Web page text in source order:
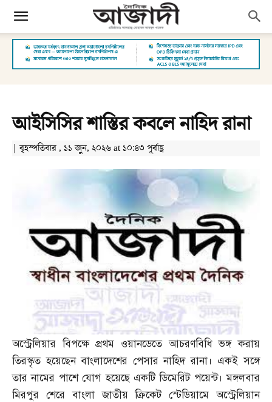
আইসিসির শাস্তির কবলে নাহিদ রানা
| বৃহস্পতিবার , ১১ জুন, ২০২৬ at ১০:৪৩ পূর্বাহ্ণ
অস্ট্রেলিয়ার বিপক্ষে প্রথম ওয়ানডেতে আচরণবিধি ভঙ্গ করায়
তিরস্কৃত হয়েছেন বাংলাদেশের পেসার নাহিদ রানা। একই সঙ্গে
তার নামের পাশে যোগ হয়েছে একটি ডিমেরিট পয়েন্ট। মঙ্গলবার
মিরপুর শেরে বাংলা জাতীয় ক্রিকেট স্টেডিয়ামে অস্ট্রেলিয়ান